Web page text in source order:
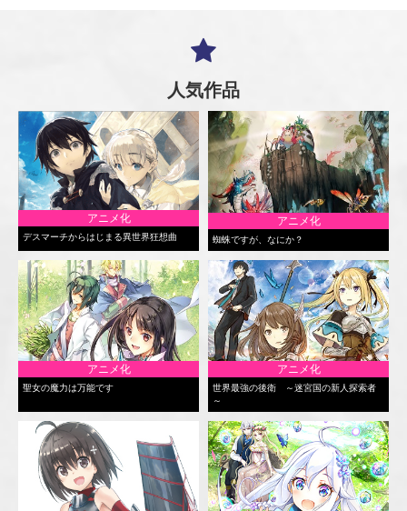
人気作品
アニメ化
デスマーチからはじまる異世界狂想曲
アニメ化
蜘蛛ですが、なにか？
アニメ化
聖女の魔力は万能です
アニメ化
世界最強の後衛 ～迷宮国の新人探索者
～